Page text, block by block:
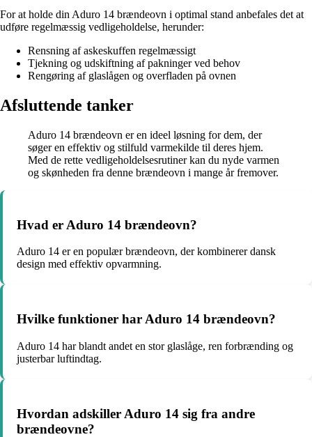
For at holde din Aduro 14 brændeovn i optimal stand anbefales det at
udføre regelmæssig vedligeholdelse, herunder:
Rensning af askeskuffen regelmæssigt
Tjekning og udskiftning af pakninger ved behov
Rengøring af glaslågen og overfladen på ovnen
Afsluttende tanker
Aduro 14 brændeovn er en ideel løsning for dem, der
søger en effektiv og stilfuld varmekilde til deres hjem.
Med de rette vedligeholdelsesrutiner kan du nyde varmen
og skønheden fra denne brændeovn i mange år fremover.
Hvad er Aduro 14 brændeovn?
Aduro 14 er en populær brændeovn, der kombinerer dansk
design med effektiv opvarmning.
Hvilke funktioner har Aduro 14 brændeovn?
Aduro 14 har blandt andet en stor glaslåge, ren forbrænding og
justerbar luftindtag.
Hvordan adskiller Aduro 14 sig fra andre
brændeovne?